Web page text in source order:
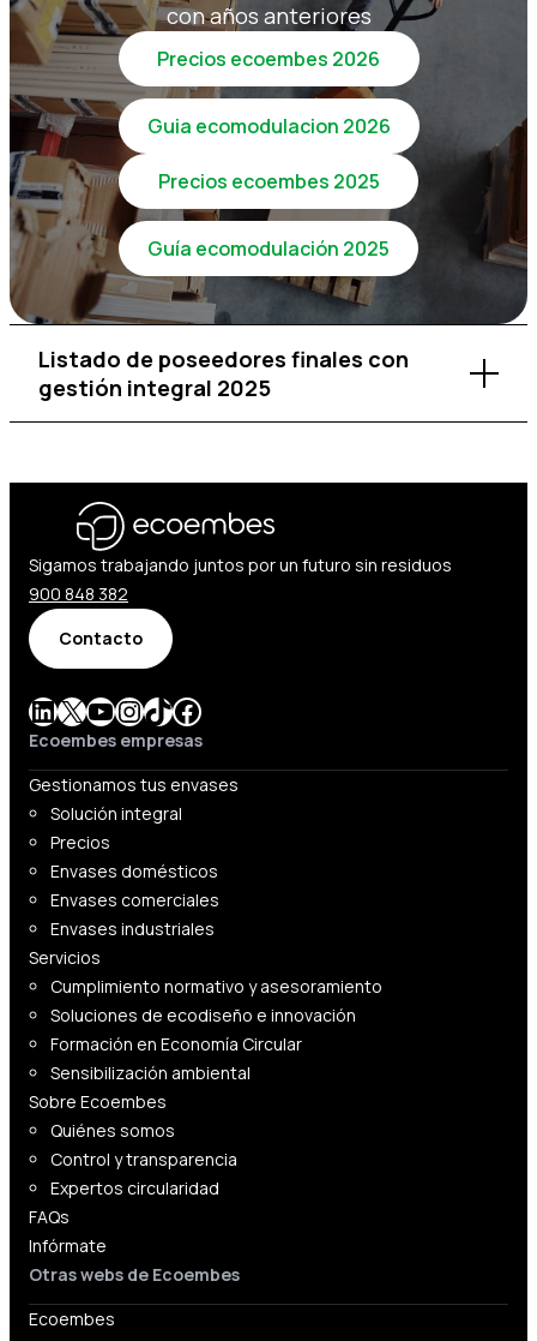
con años anteriores
Precios ecoembes 2026
Guia ecomodulacion 2026
Precios ecoembes 2025
Guía ecomodulación 2025
Listado de poseedores finales con
gestión integral 2025
Sigamos trabajando juntos por un futuro sin residuos
900 848 382
Contacto
LinkedIn
X YouTube
Instagram
TikTok
Facebook
Ecoembes empresas
Gestionamos tus envases
Solución integral
Precios
Envases domésticos
Envases comerciales
Envases industriales
Servicios
Cumplimiento normativo y asesoramiento
Soluciones de ecodiseño e innovación
Formación en Economía Circular
Sensibilización ambiental
Sobre Ecoembes
Quiénes somos
Control y transparencia
Expertos circularidad
FAQs
Infórmate
Otras webs de Ecoembes
Ecoembes